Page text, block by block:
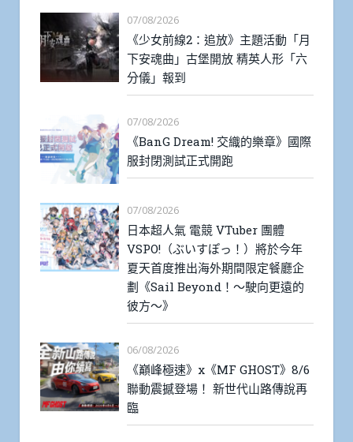
07/08/2026
《少女前線2：追放》主題活動「月
下安魂曲」古堡開放 精英人形「六
分儀」報到
07/08/2026
《BanG Dream! 交織的樂章》國際
服封閉測試正式開跑
07/08/2026
日本超人氣 電競 VTuber 團體
VSPO!（ぶいすぽっ！）將於今年
夏天首度推出海外期間限定餐廳企
劃《Sail Beyond！～駛向更遠的
彼方～》
06/08/2026
《巔峰極速》x《MF GHOST》8/6
聯動震撼登場！ 新世代山路傳說再
臨